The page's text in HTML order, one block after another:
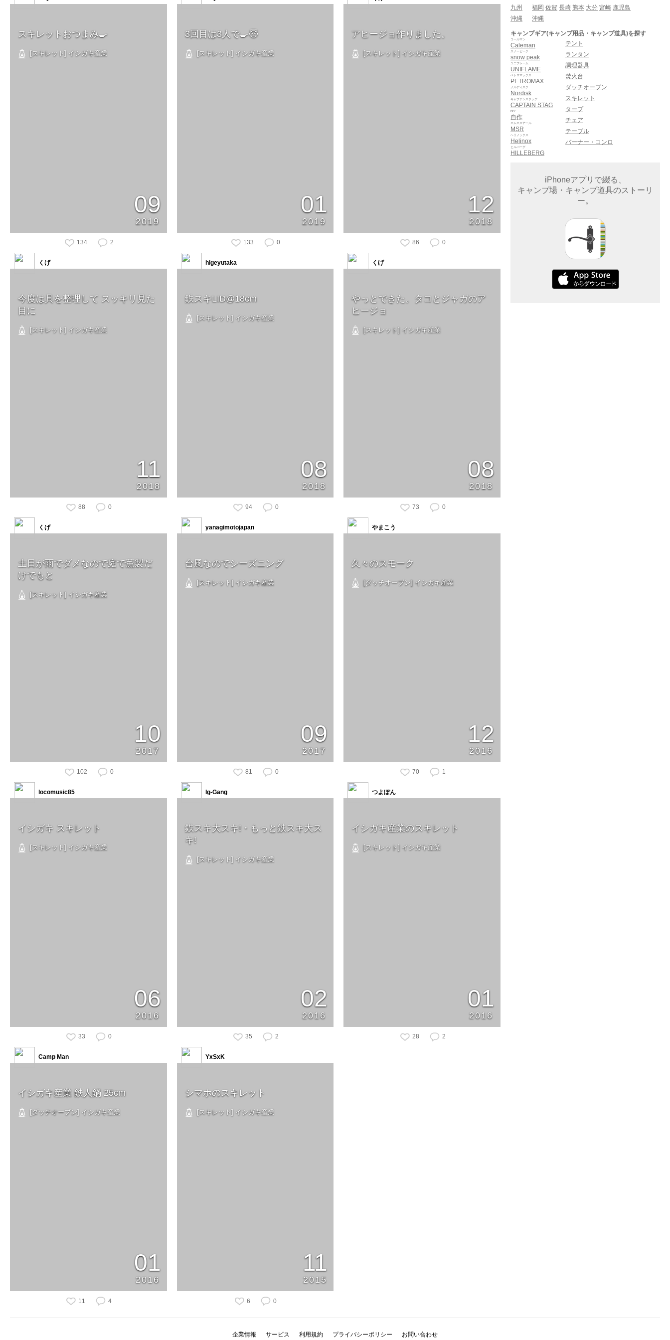
スキレットおつまみ🍳
[スキレット] イシガキ産業
09
2019
134 2
3回目は3人で🍳😇
[スキレット] イシガキ産業
01
2019
133 0
アヒージョ作りました。
[スキレット] イシガキ産業
12
2018
86 0
今度は具を整理して スッキリ見た
目に
[スキレット] イシガキ産業
11
2018
くげ
88 0
鉄スキLID@18cm
[スキレット] イシガキ産業
08
2018
higeyutaka
94 0
やっとできた。タコとジャガのア
ヒージョ
[スキレット] イシガキ産業
08
2018
くげ
73 0
土日が雨でダメなので庭で薫製だ
けでもと
[スキレット] イシガキ産業
10
2017
くげ
102 0
台風なのでシーズニング
[スキレット] イシガキ産業
09
2017
yanagimotojapan
81 0
久々のスモーク
[ダッチオーブン] イシガキ産業
12
2016
やまこう
70 1
イシガキ スキレット
[スキレット] イシガキ産業
06
2016
locomusic85
33 0
鉄スキ大スキ!・もっと鉄スキ大ス
キ!
[スキレット] イシガキ産業
02
2016
Ig-Gang
35 2
イシガキ産業のスキレット
[スキレット] イシガキ産業
01
2016
つよぽん
28 2
イシガキ産業 鉄人鍋 25cm
[ダッチオーブン] イシガキ産業
01
2016
Camp Man
11 4
シマホのスキレット
[スキレット] イシガキ産業
11
2015
YxSxK
6 0
九州
福岡 佐賀 長崎 熊本 大分 宮崎 鹿児島
沖縄
沖縄
キャンプギア(キャンプ用品・キャンプ道具)を探す
Caleman
コールマン
snow peak
スノーピーク
UNIFLAME
ユニフレーム
PETROMAX
ペトロマックス
Nordisk
ノルディスク
CAPTAIN STAG
キャプテンスタッグ
自作
DIY
MSR
エムエスアール
Helinox
ヘリノックス
HILLEBERG
ヒルバーグ
テント
ランタン
調理器具
焚火台
ダッチオーブン
スキレット
タープ
チェア
テーブル
バーナー・コンロ
iPhoneアプリで綴る、
キャンプ場・キャンプ道具のストーリ
ー。
企業情報 サービス 利用規約 プライバシーポリシー お問い合わせ